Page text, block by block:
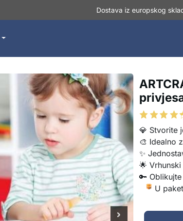
Dostava iz europskog
💎 Stvorite
🎨 Idealno
✨
🌟
🔑
U